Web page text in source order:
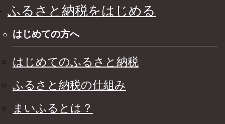
ふるさと納税をはじめる
はじめての方へ
はじめてのふるさと納税
ふるさと納税の仕組み
まいふるとは？